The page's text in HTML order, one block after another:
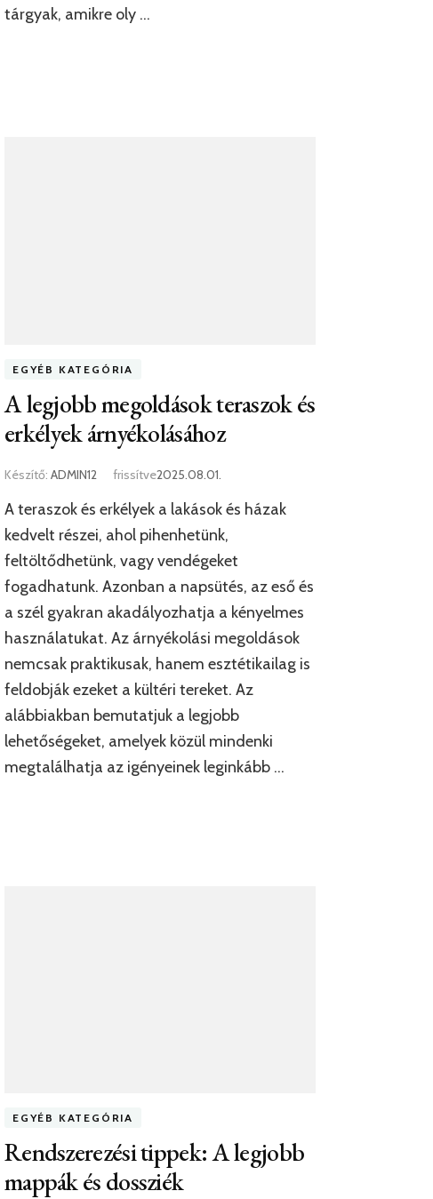
tárgyak, amikre oly …
EGYÉB KATEGÓRIA
A legjobb megoldások teraszok és
erkélyek árnyékolásához
Készítő: ADMIN12 frissítve2025.08.01.
A teraszok és erkélyek a lakások és házak
kedvelt részei, ahol pihenhetünk,
feltöltődhetünk, vagy vendégeket
fogadhatunk. Azonban a napsütés, az eső és
a szél gyakran akadályozhatja a kényelmes
használatukat. Az árnyékolási megoldások
nemcsak praktikusak, hanem esztétikailag is
feldobják ezeket a kültéri tereket. Az
alábbiakban bemutatjuk a legjobb
lehetőségeket, amelyek közül mindenki
megtalálhatja az igényeinek leginkább …
EGYÉB KATEGÓRIA
Rendszerezési tippek: A legjobb
mappák és dossziék